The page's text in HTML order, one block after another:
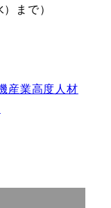
まで）
業高度人材